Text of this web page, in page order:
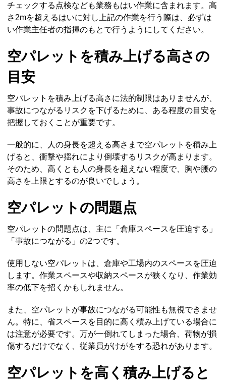
チェックする点検なども業務もはい作業に含まれます。高
さ2mを超えるはいに対し上記の作業を行う際は、必ずは
い作業主任者の指揮のもとで行うようにしてください。
空パレットを積み上げる高さの
目安
空パレットを積み上げる高さに法的制限はありませんが、
事故につながるリスクを下げるために、ある程度の目安を
把握しておくことが重要です。
一般的に、人の身長を超える高さまで空パレットを積み上
げると、衝撃や揺れにより倒壊するリスクが高まります。
そのため、高くとも人の身長を超えない程度で、胸や腰の
高さを上限とするのが良いでしょう。
空パレットの問題点
空パレットの問題点は、主に「倉庫スペースを圧迫する」
「事故につながる」の2つです。
使用しない空パレットは、倉庫や工場内のスペースを圧迫
します。作業スペースや収納スペースが狭くなり、作業効
率の低下を招くかもしれません。
また、空パレットが事故につながる可能性も無視できませ
ん。特に、省スペースを目的に高く積み上げている場合に
は注意が必要です。万が一倒れてしまった場合、荷物が損
傷するだけでなく、従業員がけがをする恐れがあります。
空パレットを高く積み上げると